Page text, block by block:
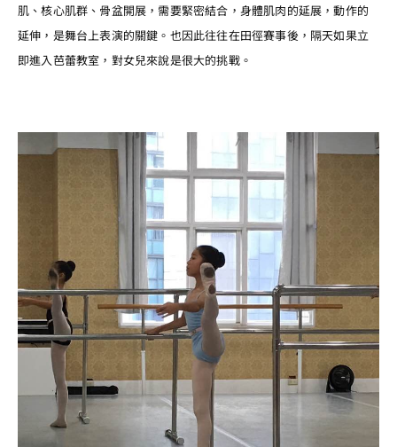
肌、核心肌群、骨盆開展，需要緊密結合，身體肌肉的延展，動作的
延伸，是舞台上表演的關鍵。也因此往往在田徑賽事後，隔天如果立
即進入芭蕾教室，對女兒來說是很大的挑戰。